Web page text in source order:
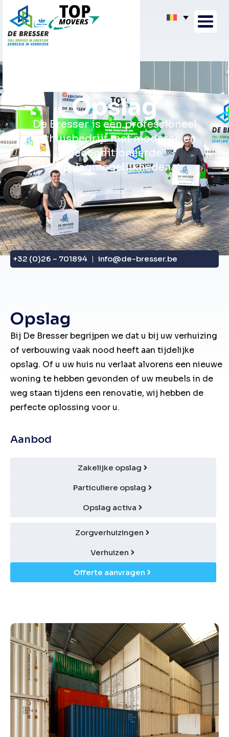
Opslag
De Bresser is een professioneel
verhuisbedrijf met moderne en
geconditioneerde
opslagmogelijkheden.
+32 (0)26 – 701894 info@de-bresser.be
Opslag
Bij De Bresser begrijpen we dat u bij uw verhuizing
of verbouwing vaak nood heeft aan tijdelijke
opslag. Of u uw huis nu verlaat alvorens een nieuwe
woning te hebben gevonden of uw meubels in de
weg staan tijdens een renovatie, wij hebben de
perfecte oplossing voor u.
Aanbod
Zakelijke opslag
Particuliere opslag
Opslag activa
Zorgverhuizingen
Verhuizen
Offerte aanvragen